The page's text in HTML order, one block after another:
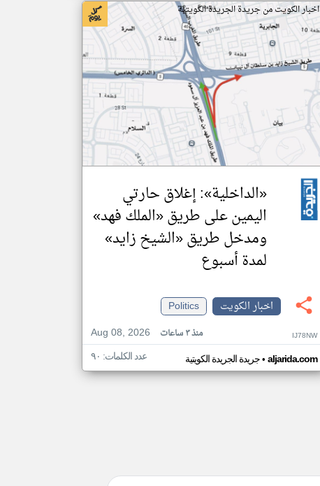
اخبار الكويت من جريدة الجريدة الكويتية
«الداخلية»: إغلاق حارتي
اليمين على طريق «الملك فهد»
ومدخل طريق «الشيخ زايد»
لمدة أسبوع
اخبار الكويت
Politics
Aug 08, 2026
منذ ٣ ساعات IJ78NW
جريدة الجريدة الكويتية• aljarida.com عدد الكلمات: ٩٠